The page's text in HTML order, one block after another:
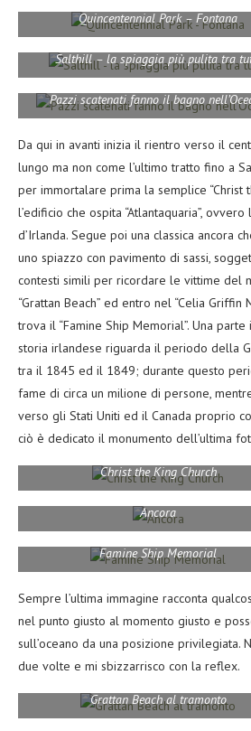
Quincentennial Park – Fontana
Salthill – la spiaggia più pulita tra
Pazzi scatenati fanno il bagno
Da qui in avanti inizia il rientro verso il
lungo ma non come l’ultimo tratto fino a
per immortalare prima la semplice “Christ
l’edificio che ospita “Atlantaquaria”, ovvero
d’Irlanda. Segue poi una classica ancora
uno spiazzo con pavimento di sassi,
contesti simili per ricordare le vittime del
“Grattan Beach” ed entro nel “Celia Griffin
trova il “Famine Ship Memorial”. Una
storia irlandese riguarda il periodo della
tra il 1845 ed il 1849; durante questo
fame di circa un milione di persone,
verso gli Stati Uniti ed il Canada proprio
ciò è dedicato il monumento dell’ultima
Christ the King Church
Ancora
Famine Ship Memorial
Sempre l’ultima immagine racconta
nel punto giusto al momento giusto e
sull’oceano da una posizione privilegiata.
due volte e mi sbizzarrisco con la reflex.
Grattan Beach al tramonto